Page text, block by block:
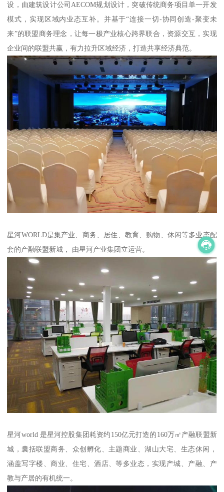
设，由建筑设计公司AECOM规划设计，突破传统商务项目单一开发
模式，实现区域内业态互补。并基于“连接一切-协同创造-聚变未
来”的联盟商务理念，让每一极产业核心跨界联合，资源交互，实现
企业间的联盟共赢，有力拉升区域经济，打造共享经济典范。
星河WORLD是集产业、商务、居住、教育、购物、休闲等多业态配
套的产融联盟新城， 由星河产业集团立运营。
星河world 是星河控股集团耗资约150亿元打造的160万㎡产融联盟新
城，囊括联盟商务、众创孵化、主题商业、湖山大宅、生态休闲，
涵盖写字楼、商业、住宅、酒店、等多业态，实现产城、产融、产
教与产居的有机统一。